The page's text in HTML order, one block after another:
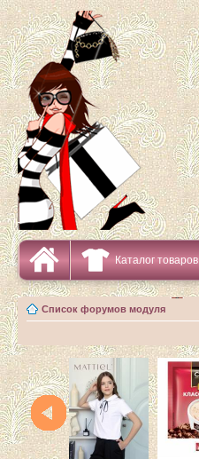
Каталог товаров
Список форумов модуля